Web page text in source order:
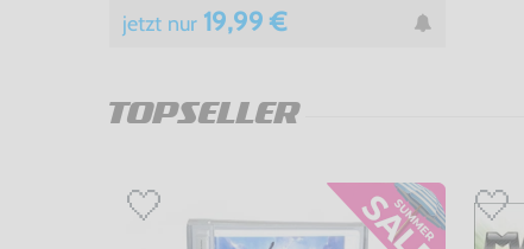
jetzt nur 19,99 €
TOPSELLER